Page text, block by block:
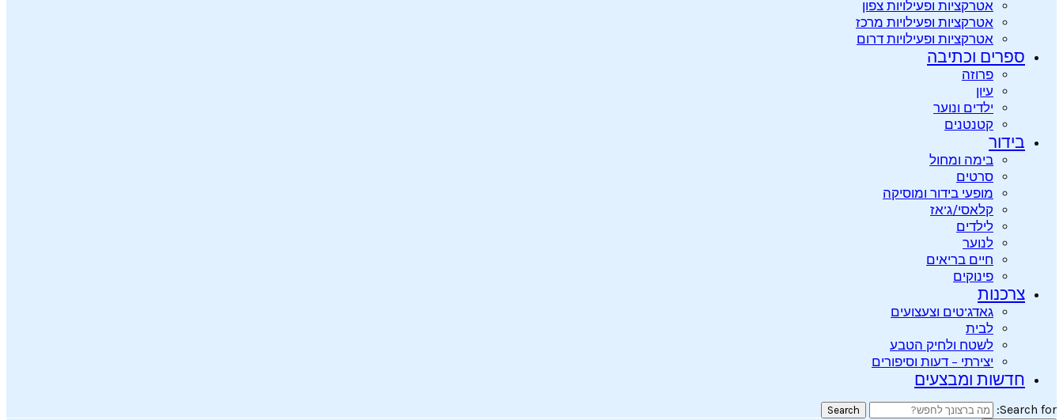
אטרקציות ופעילויות צפון
אטרקציות ופעילויות מרכז
אטרקציות ופעילויות דרום
ספרים וכתיבה
פרוזה
עיון
ילדים ונוער
קטנטנים
בידור
בימה ומחול
סרטים
מופעי בידור ומוסיקה
קלאסי/ג’אז
לילדים
לנוער
חיים בריאים
פינוקים
צרכנות
גאדג’טים וצעצועים
לבית
לשטח ולחיק הטבע
יצירתי – דעות וסיפורים
חדשות ומבצעים
Search for:
Search